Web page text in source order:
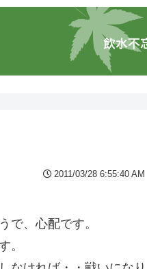
2011/03/28 6:55:40 AM
で、心配です。
。